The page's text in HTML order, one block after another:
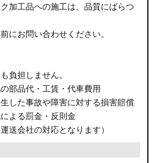
加工品への施工は、品質にばらつ
にお問い合わせください。
負担しません。
部品代・工賃・代車費用
した事故や障害に対する損害賠償
よる罰金・反則金
送会社の対応となります）